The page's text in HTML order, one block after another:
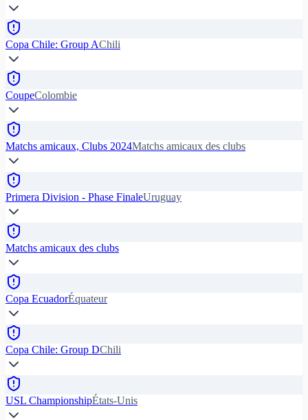
Copa Chile: Group AChili
CoupeColombie
Matchs amicaux, Clubs 2024Matchs amicaux des clubs
Primera Division - Phase FinaleUruguay
Matchs amicaux des clubs
Copa EcuadorÉquateur
Copa Chile: Group DChili
USL ChampionshipÉtats-Unis